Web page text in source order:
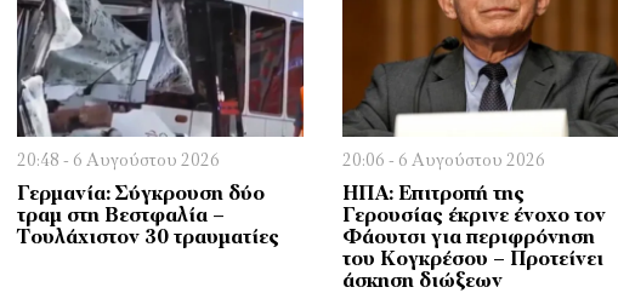
20:48 - 6 Αυγούστου 2026
Γερμανία: Σύγκρουση δύο
τραμ στη Βεστφαλία –
Τουλάχιστον 30 τραυματίες
20:06 - 6 Αυγούστου 2026
ΗΠΑ: Επιτροπή της
Γερουσίας έκρινε ένοχο τον
Φάουτσι για περιφρόνηση
του Κογκρέσου – Προτείνει
άσκηση διώξεων